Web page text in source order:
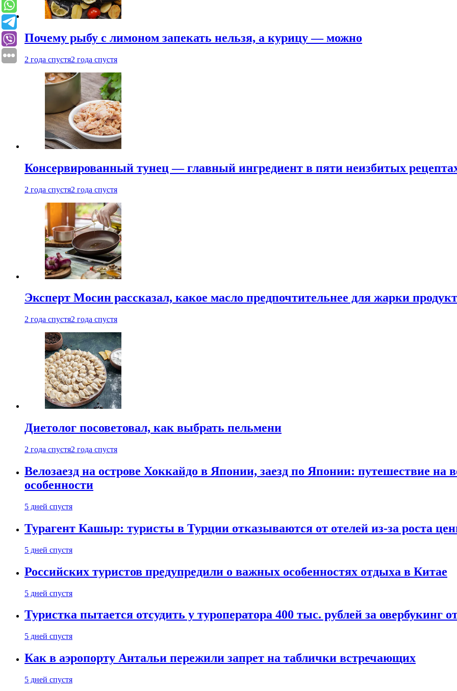
Почему рыбу с лимоном запекать нельзя, а курицу — можно
2 года спустя2 года спустя
Консервированный тунец — главный ингредиент в пяти неизбитых
2 года спустя2 года спустя
Эксперт Мосин рассказал, какое масло предпочтительнее для жарки
2 года спустя2 года спустя
Диетолог посоветовал, как выбрать пельмени
2 года спустя2 года спустя
Велозаезд на острове Хоккайдо в Японии, заезд по Японии: путешествие на
особенности
5 дней спустя
Турагент Кашыр: туристы в Турции отказываются от отелей из-за роста
5 дней спустя
Российских туристов предупредили о важных особенностях отдыха в Китае
5 дней спустя
Туристка пытается отсудить у туроператора 400 тыс. рублей за овербукинг
5 дней спустя
Как в аэропорту Антальи пережили запрет на таблички встречающих
5 дней спустя